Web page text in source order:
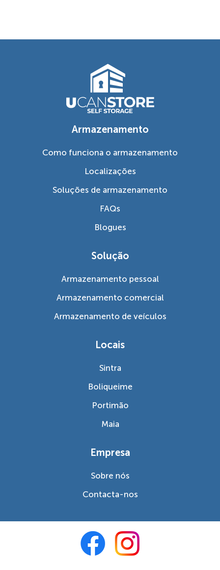
Armazenamento
Como funciona o armazenamento
Localizações
Soluções de armazenamento
FAQs
Blogues
Solução
Armazenamento pessoal
Armazenamento comercial
Armazenamento de veículos
Locais
Sintra
Boliqueime
Portimão
Maia
Empresa
Sobre nós
Contacta-nos